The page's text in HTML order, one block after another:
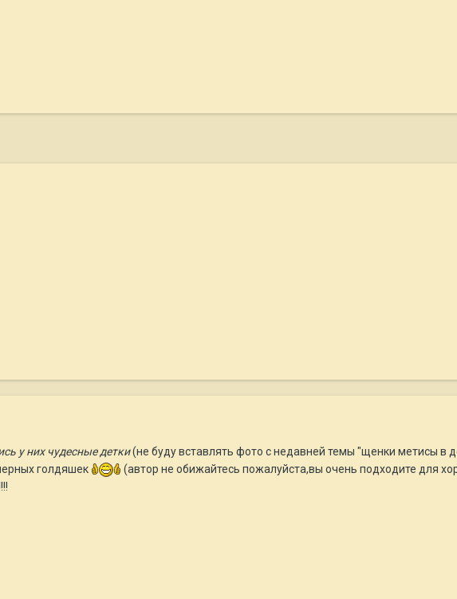
у них чудесные детки(не буду вставлять фото с недавней темы "щенки метисы в
голдяшек
(автор не обижайтесь пожалуйста,вы очень подходите для